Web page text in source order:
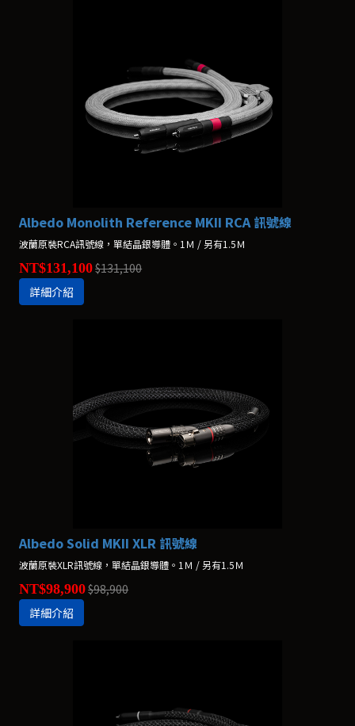
Albedo Monolith Reference MKII RCA 訊號線
波蘭原裝RCA訊號線，單結晶銀導體。1Ｍ / 另有1.5Ｍ
NT$131,100$131,100
詳細介紹
Albedo Solid MKII XLR 訊號線
波蘭原裝XLR訊號線，單結晶銀導體。1Ｍ / 另有1.5Ｍ
NT$98,900$98,900
詳細介紹